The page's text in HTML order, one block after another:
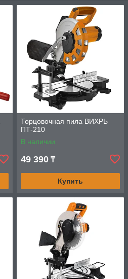
Торцовочная пила ВИХРЬ
ПТ-210
В наличии
49 390 ₸
Купить